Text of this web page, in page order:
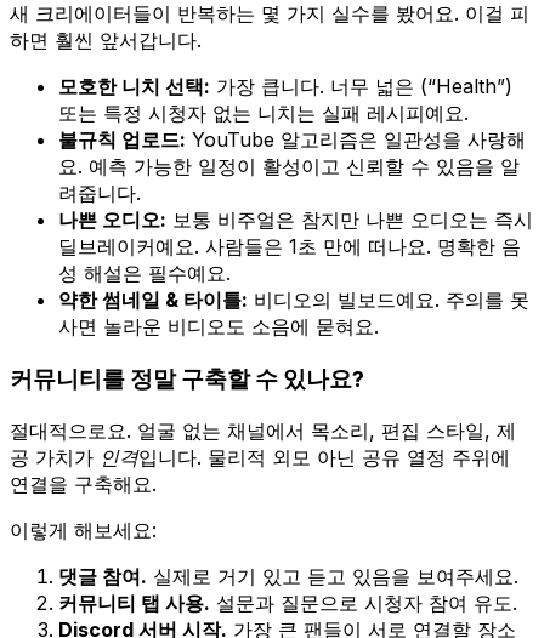
새 크리에이터들이 반복하는 몇 가지 실수를 봤어요. 이걸 피
하면 훨씬 앞서갑니다.
모호한 니치 선택: 가장 큽니다. 너무 넓은 (“Health”)
또는 특정 시청자 없는 니치는 실패 레시피예요.
불규칙 업로드: YouTube 알고리즘은 일관성을 사랑해
요. 예측 가능한 일정이 활성이고 신뢰할 수 있음을 알
려줍니다.
나쁜 오디오: 보통 비주얼은 참지만 나쁜 오디오는 즉시
딜브레이커예요. 사람들은 1초 만에 떠나요. 명확한 음
성 해설은 필수예요.
약한 썸네일 & 타이틀: 비디오의 빌보드예요. 주의를 못
사면 놀라운 비디오도 소음에 묻혀요.
커뮤니티를 정말 구축할 수 있나요?
절대적으로요. 얼굴 없는 채널에서 목소리, 편집 스타일, 제
공 가치가 인격입니다. 물리적 외모 아닌 공유 열정 주위에
연결을 구축해요.
이렇게 해보세요:
댓글 참여. 실제로 거기 있고 듣고 있음을 보여주세요.
커뮤니티 탭 사용. 설문과 질문으로 시청자 참여 유도.
Discord 서버 시작. 가장 큰 팬들이 서로 연결할 장소